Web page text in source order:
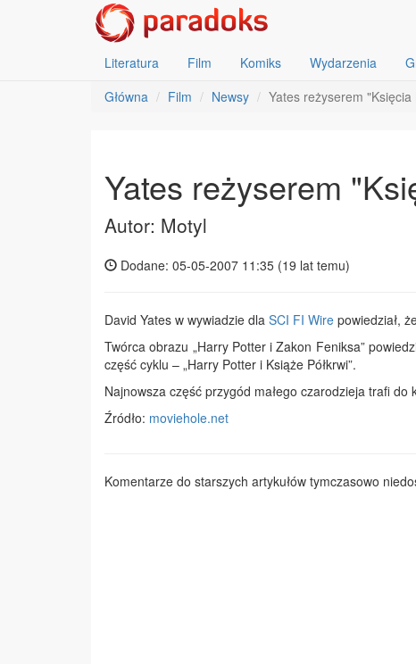
Literatura Film Komiks Wydarzenia
Główna
Film Newsy Yates reżyserem "Księcia
Yates reżyserem
Autor: Motyl
Dodane: 05-05-2007 11:35 (19 lat temu)
David Yates w wywiadzie dla SCI FI Wire powiedział,
Twórca obrazu „Harry Potter i Zakon Feniksa”
część cyklu – „Harry Potter i Książe Półkrwi”.
Najnowsza część przygód małego czarodzieja trafi
Źródło: moviehole.net
Komentarze do starszych artykułów tymczasowo